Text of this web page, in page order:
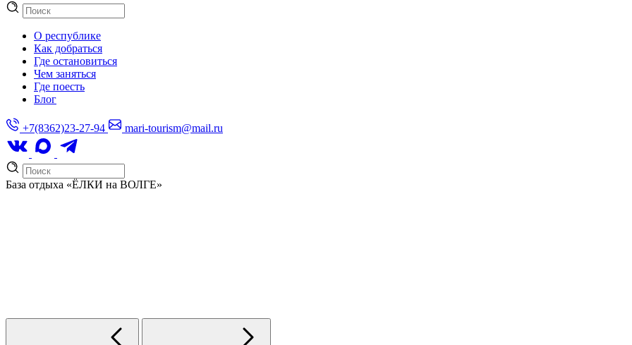
О республике
Как добраться
Где остановиться
Чем заняться
Где поесть
Блог
+7(8362)23-27-94 mari-tourism@mail.ru
База отдыха «ЁЛКИ на ВОЛГЕ»